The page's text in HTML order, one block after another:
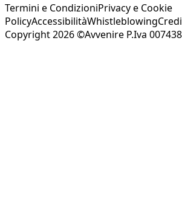
Termini e CondizioniPrivacy e Cookie
PolicyAccessibilitàWhistleblowing
Copyright 2026 ©Avvenire P.Iva